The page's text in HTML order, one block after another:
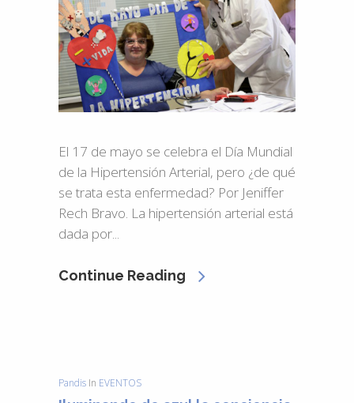
El 17 de mayo se celebra el Día Mundial
de la Hipertensión Arterial, pero ¿de qué
se trata esta enfermedad? Por Jeniffer
Rech Bravo. La hipertensión arterial está
dada por...
Continue Reading
Pandis In EVENTOS